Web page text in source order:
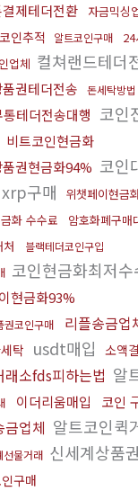
제테더전환 자금믹싱
인추적 알트코인구매
업체 컬쳐랜드테더
권테더전송 돈세탁방법
테더전송대행 코인
비트코인현금화
권현금화94% 코인
xrp구매 위챗페이현금
화 수수료
암호화폐구매
블랙테더코인구입
코인현금화최저수
현금화93%
권코인구매 리플송금업
탁 usdt매입 소액
래소fds피하는법 알
이더리움매입 코인
금업체 알트코인퀵
선물거래 신세계상품
구매